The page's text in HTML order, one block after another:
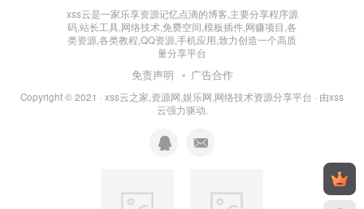
xss云是一家乐享资源记忆点滴的博客,主要分享程序源
码,站长工具,网络技术,免费空间,模板插件,网赚项目,各
类资源,各类教程,QQ资源,手机应用,致力创造一个高质
量分享平台
免责声明 广告合作
Copyright © 2021 · xss云之家,资源网,娱乐网,网络技术资源分享平台 · 由xss
云强力驱动.